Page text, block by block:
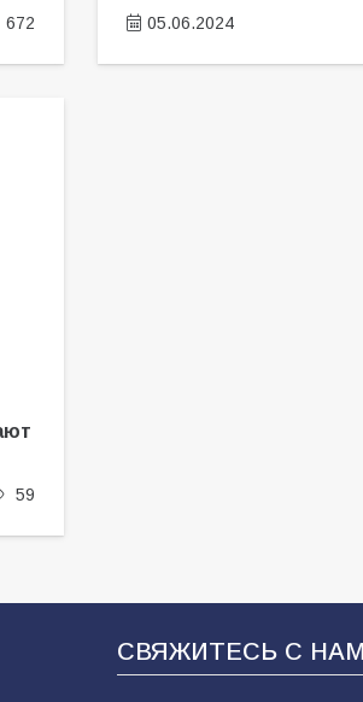
672 05.06.2024
59
СВЯЖИТЕСЬ С